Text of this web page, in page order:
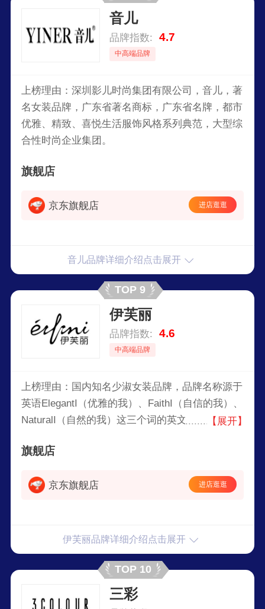
音儿
品牌指数: 4.7
中高端品牌
上榜理由：深圳影儿时尚集团有限公司，音儿，著
名女装品牌，广东省著名商标，广东省名牌，都市
优雅、精致、喜悦生活服饰风格系列典范，大型综
合性时尚企业集团。
旗舰店
京东旗舰店 进店逛逛
音儿品牌详细介绍点击展开
TOP 9
伊芙丽
品牌指数: 4.6
中高端品牌
上榜理由：国内知名少淑女装品牌，品牌名称源于
英语ElegantI（优雅的我）、FaithI（自信的我）、
NaturalI（自然的我）这三个词的英文简写，倡导
品以行动推崇“时尚平民化”。
【展开】
旗舰店
京东旗舰店 进店逛逛
伊芙丽品牌详细介绍点击展开
TOP 10
三彩